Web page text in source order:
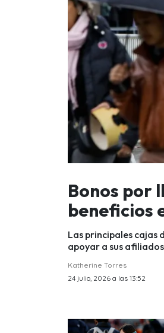
Bonos por
beneficios
Las principales cajas
apoyar a sus
Katherine Torres
24 julio, 2026 a las 13:52